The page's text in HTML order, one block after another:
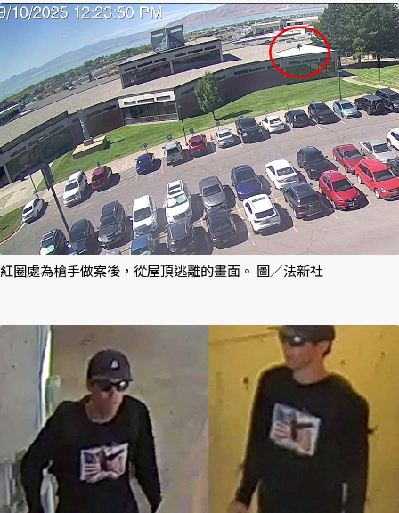
紅圈處為槍手做案後，從屋頂逃離的畫面。 圖／法新社